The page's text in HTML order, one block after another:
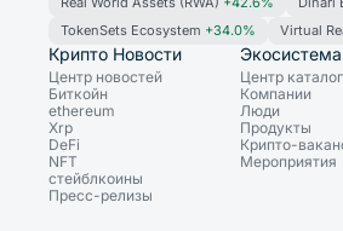
TokenSets Ecosystem +34.0% Virtual
Крипто Новости
Центр новостей
Биткойн
ethereum
Xrp
DeFi
NFT
стейблкоины
Пресс-релизы
Экосистема
Центр
Компании
Люди
Продукты
Крипто-
Мероприятия